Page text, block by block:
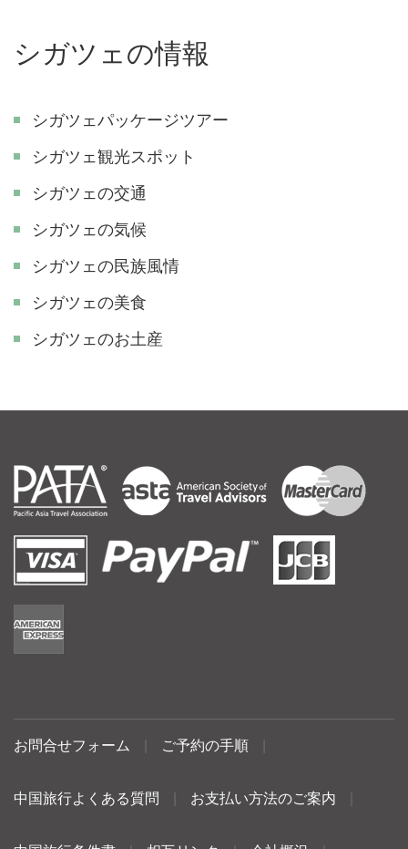
シガツェの情報
シガツェパッケージツアー
シガツェ観光スポット
シガツェの交通
シガツェの気候
シガツェの民族風情
シガツェの美食
シガツェのお土産
お問合せフォーム ご予約の手順
中国旅行よくある質問 お支払い方法のご案内